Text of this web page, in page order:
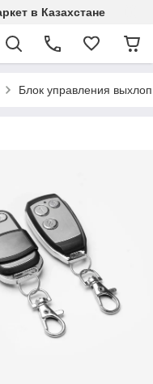
в Казахстане
Блок управления